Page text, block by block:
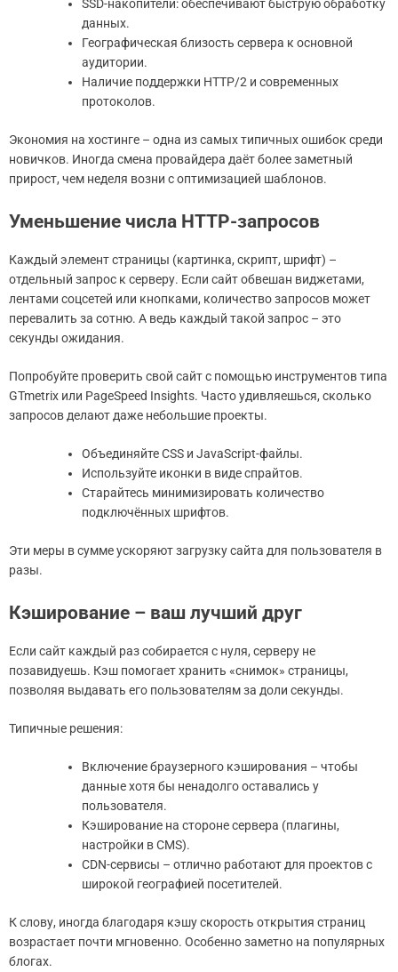
SSD-накопители: обеспечивают быструю обработку
данных.
Географическая близость сервера к основной
аудитории.
Наличие поддержки HTTP/2 и современных
протоколов.
Экономия на хостинге – одна из самых типичных ошибок среди
новичков. Иногда смена провайдера даёт более заметный
прирост, чем неделя возни с оптимизацией шаблонов.
Уменьшение числа HTTP-запросов
Каждый элемент страницы (картинка, скрипт, шрифт) –
отдельный запрос к серверу. Если сайт обвешан виджетами,
лентами соцсетей или кнопками, количество запросов может
перевалить за сотню. А ведь каждый такой запрос – это
секунды ожидания.
Попробуйте проверить свой сайт с помощью инструментов типа
GTmetrix или PageSpeed Insights. Часто удивляешься, сколько
запросов делают даже небольшие проекты.
Объединяйте CSS и JavaScript-файлы.
Используйте иконки в виде спрайтов.
Старайтесь минимизировать количество
подключённых шрифтов.
Эти меры в сумме ускоряют загрузку сайта для пользователя в
разы.
Кэширование – ваш лучший друг
Если сайт каждый раз собирается с нуля, серверу не
позавидуешь. Кэш помогает хранить «снимок» страницы,
позволяя выдавать его пользователям за доли секунды.
Типичные решения:
Включение браузерного кэширования – чтобы
данные хотя бы ненадолго оставались у
пользователя.
Кэширование на стороне сервера (плагины,
настройки в CMS).
CDN-сервисы – отлично работают для проектов с
широкой географией посетителей.
К слову, иногда благодаря кэшу скорость открытия страниц
возрастает почти мгновенно. Особенно заметно на популярных
блогах.